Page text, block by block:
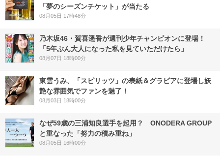
「夢のシーズンチケット」が当たる
08月05日 17時48分
乃木坂46・賀喜遥香が週刊少年チャンピオンに登場！
「5年ぶん大人になった私を見ていただけたら」
08月07日 18時00分
東雲うみ、「スピリッツ」の表紙＆グラビアに登場し妖
艶な雰囲気でファンを魅了！
08月03日 18時00分
なぜ59歳の三浦知良選手を起用？ ONODERA GROUP
と重なった「努力の積み重ね」
08月05日 16時00分